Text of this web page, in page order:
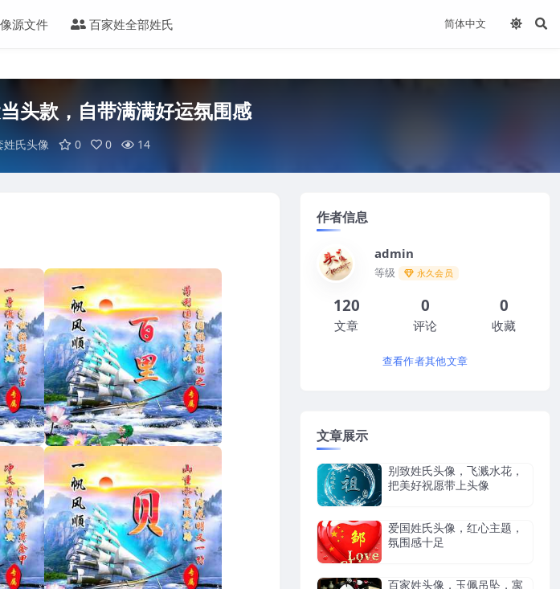
源文件 百家姓全部姓氏
头款，自带满满好运氛围感
姓氏头像 0 0 14
作者信息
admin
等级 永久会员
120
文章
0
评论
0
收藏
查看作者其他文章
文章展示
别致姓氏头像，飞溅水花，
把美好祝愿带上头像
爱国姓氏头像，红心主题，
氛围感十足
百家姓头像，玉佩吊坠，寓